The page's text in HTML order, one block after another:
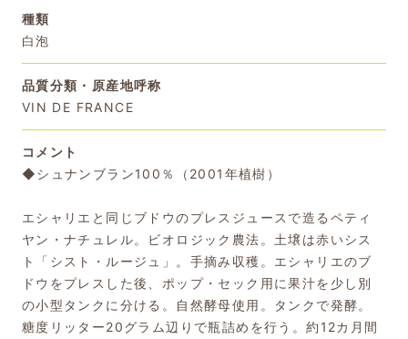
種類
白泡
品質分類・原産地呼称
VIN DE FRANCE
コメント
◆シュナンブラン100％（2001年植樹）
エシャリエと同じブドウのプレスジュースで造るペティ
ヤン・ナチュレル。ビオロジック農法。土壌は赤いシス
ト「シスト・ルージュ」。手摘み収穫。エシャリエのブ
ドウをプレスした後、ポップ・セック用に果汁を少し別
の小型タンクに分ける。自然酵母使用。タンクで発酵。
糖度リッター20グラム辺りで瓶詰めを行う。約12カ月間